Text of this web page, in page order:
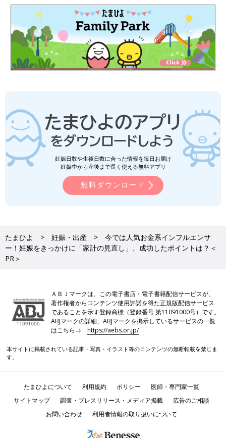
妊娠日数や生後日数に合った情報を毎日お届け
妊娠中から産後まで長く使える無料アプリ
無料ダウンロード
たまひよ 妊娠・出産
今では人気お金系インフルエンサ
ー！妊娠をきっかけに「家計の見直し」、成功したポイントは？＜
PR＞
ＡＢＪマークは、この電子書店・電子書籍配信サービスが、
著作権者からコンテンツ使用許諾を得た正規版配信サービス
であることを示す登録商標（登録番号 第11091000号）です。
ABJマークの詳細、ABJマークを掲示しているサービスの一覧
はこちら→https://aebs.or.jp/
本サイトに掲載されている記事・写真・イラスト等のコンテンツの無断転載を禁じま
す。
たまひよについて 利用規約 ポリシー
医師・専門家一覧
サイトマップ
調査・プレスリリース・メディア掲載
広告のご相談
お問い合わせ
利用者情報の取り扱いについて